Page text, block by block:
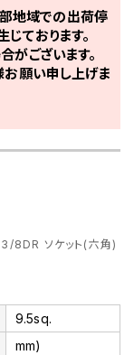
地域での出荷停
ております。
がございます。
お願い申し上げま
3/8DR ソケット(六角)
9.5sq.
mm)